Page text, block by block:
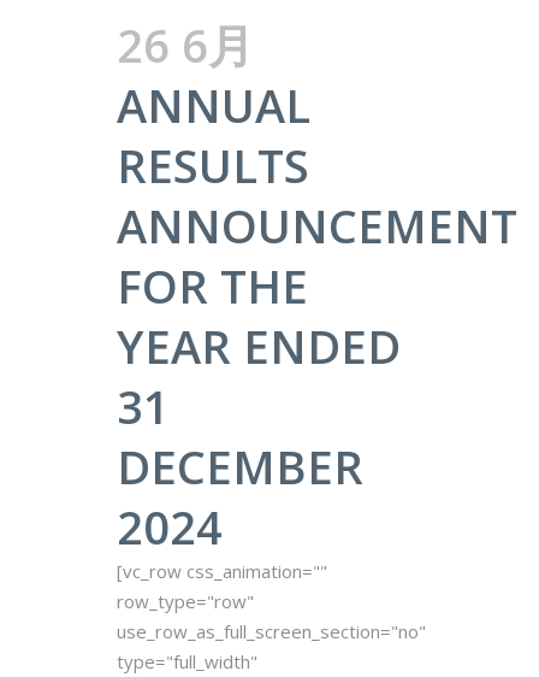
26 6月
ANNUAL
RESULTS
ANNOUNCEMENT
FOR THE
YEAR ENDED
31
DECEMBER
2024
[vc_row css_animation=""
row_type="row"
use_row_as_full_screen_section="no"
type="full_width"